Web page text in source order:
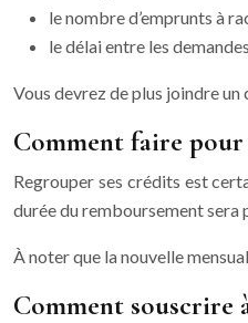
le nombre d’emprunts à
le délai entre les
Vous devrez de plus joindre
Comment faire pour
Regrouper ses crédits est
durée du remboursement sera
À noter que la nouvelle
Comment souscrire